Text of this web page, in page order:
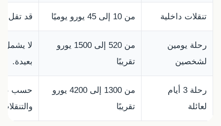
تنقلات داخلية من 10 إلى 45 يورو يوميًا قد تقل
رحلة يومين
لشخصين
من 520 إلى 1500 يورو
تقريبًا
لا يشمل
بعيدة.
رحلة 3 أيام
لعائلة
من 1300 إلى 4200 يورو
تقريبًا
حسب عدد